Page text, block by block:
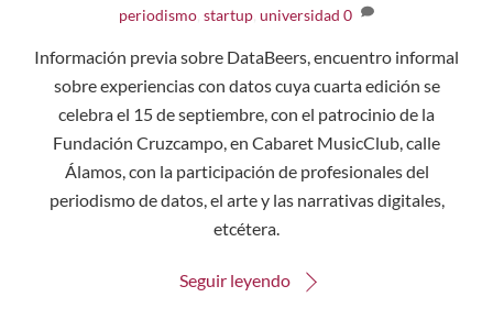
periodismo ,startup ,universidad 0
Información previa sobre DataBeers, encuentro informal
sobre experiencias con datos cuya cuarta edición se
celebra el 15 de septiembre, con el patrocinio de la
Fundación Cruzcampo, en Cabaret MusicClub, calle
Álamos, con la participación de profesionales del
periodismo de datos, el arte y las narrativas digitales,
etcétera.
Seguir leyendo